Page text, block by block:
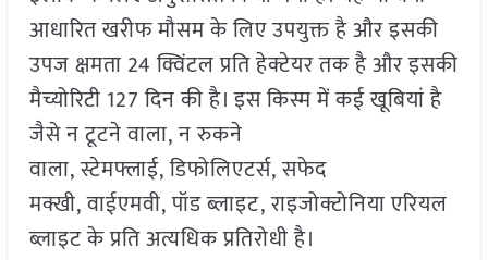
आधारित खरीफ मौसम के लिए उपयुक्त है और इसकी
उपज क्षमता 24 क्विंटल प्रति हेक्टेयर तक है और इसकी
मैच्योरिटी 127 दिन की है। इस किस्म में कई खूबियां है
जैसे न टूटने वाला, न रुकने
वाला, स्टेमफ्लाई, डिफोलिएटर्स, सफेद
मक्खी, वाईएमवी, पॉड ब्लाइट, राइजोक्टोनिया एरियल
ब्लाइट के प्रति अत्यधिक प्रतिरोधी है।